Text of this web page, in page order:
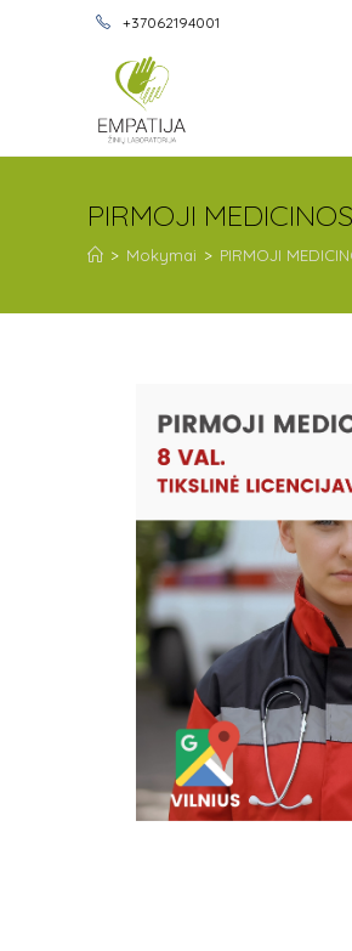
+37062194001
PIRMOJI
> Mokymai > PIRMOJI